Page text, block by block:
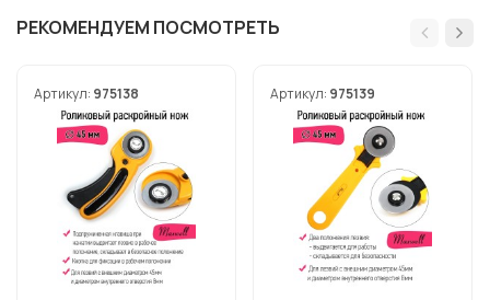
РЕКОМЕНДУЕМ ПОСМОТРЕТЬ
Артикул: 975138 Артикул: 975139